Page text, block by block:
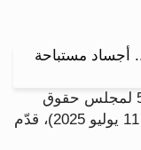
في تطور لافت ضمن أعمال الدورة الـ59 لمجلس حقوق
الإنسان التابع للأمم المتحدة (16 يونيو – 11 يوليو 2025)، قدّم